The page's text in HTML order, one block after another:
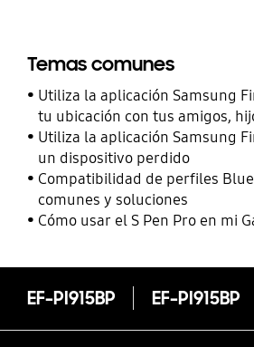
Temas comunes
Utiliza la aplicación Samsung
tu ubicación con tus amigos,
contactos
Utiliza la aplicación Samsung
un dispositivo perdido
Compatibilidad de perfiles
comunes y soluciones
Cómo usar el S Pen Pro en mi
EF-PI915BP EF-PI915BP